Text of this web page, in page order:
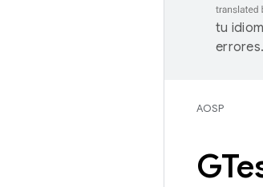
tu
errores.
AOSP